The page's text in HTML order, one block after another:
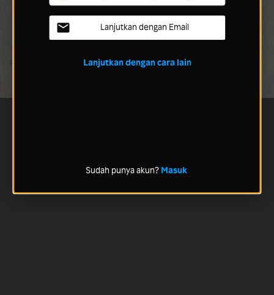
Lanjutkan dengan Email
Lanjutkan dengan cara lain
Sudah punya akun? Masuk